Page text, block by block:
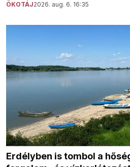
ÖKOTÁJ2026. aug. 6. 16:35
Erdélyben is tombol a